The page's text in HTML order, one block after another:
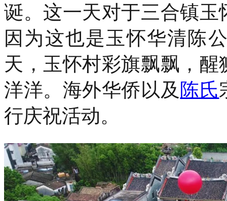
诞。这一天对于三合镇
因为这也是玉怀华清陈
天，玉怀村彩旗飘飘，
洋洋。海外华侨以及 陈氏
行庆祝活动。